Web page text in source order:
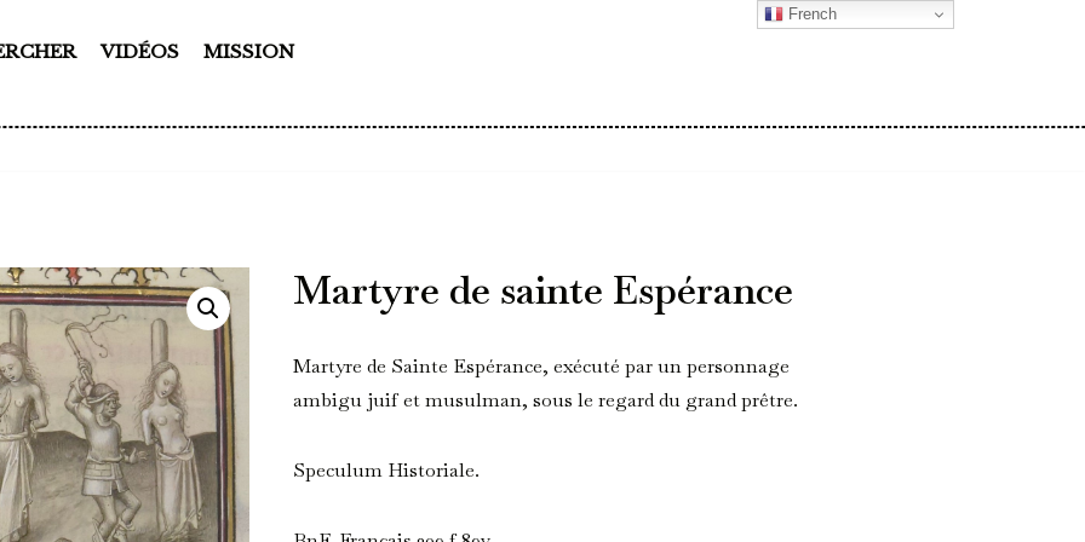
VIDÉOS MISSION
Martyre de sainte Espérance
Martyre de Sainte Espérance, exécuté par un personnage
ambigu juif et musulman, sous le regard du grand prêtre.
Speculum Historiale.
French